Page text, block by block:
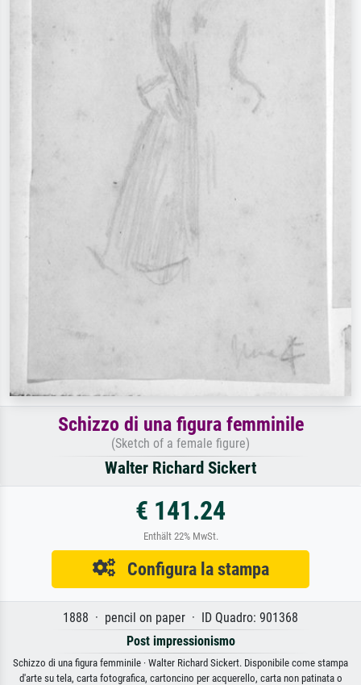
Schizzo di una figura femminile
(Sketch of a female figure)
Walter Richard Sickert
€ 141.24
Enthält 22% MwSt.
Configura la stampa
1888 · pencil on paper · ID Quadro: 901368
Post impressionismo
Schizzo di una figura femminile · Walter Richard Sickert. Disponibile come stampa
d'arte su tela, carta fotografica, cartoncino per acquerello, carta non patinata o